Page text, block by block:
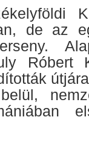
de az
Róbert